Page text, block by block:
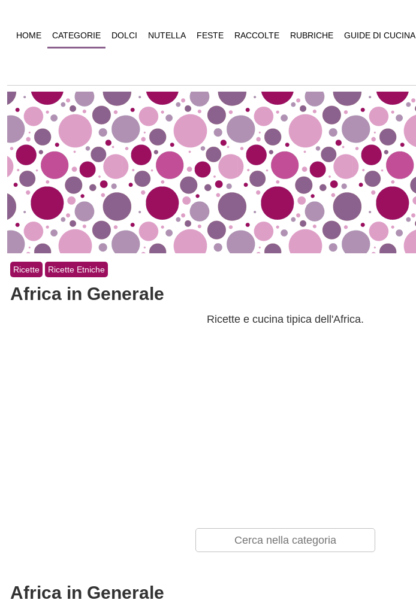
HOME CATEGORIE DOLCI NUTELLA FESTE RACCOLTE RUBRICHE GUIDE DI CUCINA
Ricette Ricette Etniche
Africa in Generale
Ricette e cucina tipica dell'Africa.
Africa in Generale